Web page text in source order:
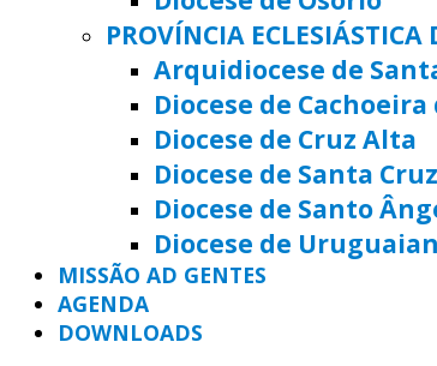
PROVÍNCIA
Arquidiocese de
Diocese de Cachoeira
Diocese de Cruz Alta
Diocese de Santa
Diocese de Santo
Diocese de
MISSÃO AD GENTES
AGENDA
DOWNLOADS